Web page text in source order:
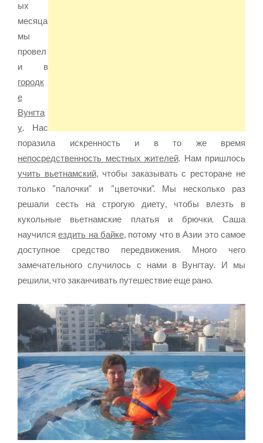
ых
месяца
мы
провел
и в
городк
е
Вунгта
у. Нас
поразила искренность и в то же время
непосредственность местных жителей. Нам пришлось
учить вьетнамский, чтобы заказывать с ресторане не
только “палочки” и “цветочки”. Мы несколько раз
решали сесть на строгую диету, чтобы влезть в
кукольные вьетнамские платья и брючки. Саша
научилсяездить на байке, потому что в Азии это самое
доступное средство передвижения. Много чего
замечательного случилось с нами в Вунгтау. И мы
решили, что заканчивать путешествие еще рано.